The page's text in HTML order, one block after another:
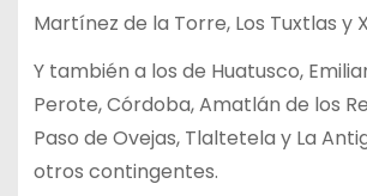
Martínez de la Torre, Los Tuxtlas y
Y también a los de Huatusco,
Perote, Córdoba, Amatlán de los
Paso de Ovejas, Tlaltetela y La
otros contingentes.